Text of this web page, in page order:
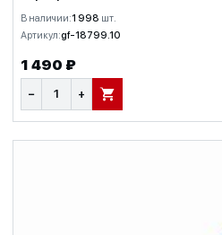
В наличии:1 998 шт.
Артикул:gf-18799.10
1 490 ₽
− + В КОРЗИНУ